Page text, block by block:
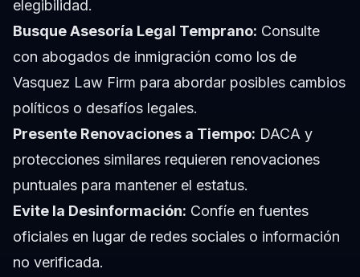
elegibilidad.
Busque Asesoría Legal Temprano: Consulte
con abogados de inmigración como los de
Vasquez Law Firm para abordar posibles cambios
políticos o desafíos legales.
Presente Renovaciones a Tiempo: DACA y
protecciones similares requieren renovaciones
puntuales para mantener el estatus.
Evite la Desinformación: Confíe en fuentes
oficiales en lugar de redes sociales o información
no verificada.